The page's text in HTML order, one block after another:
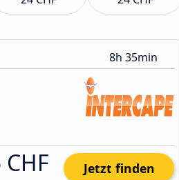
8h 35min
Jetzt finden